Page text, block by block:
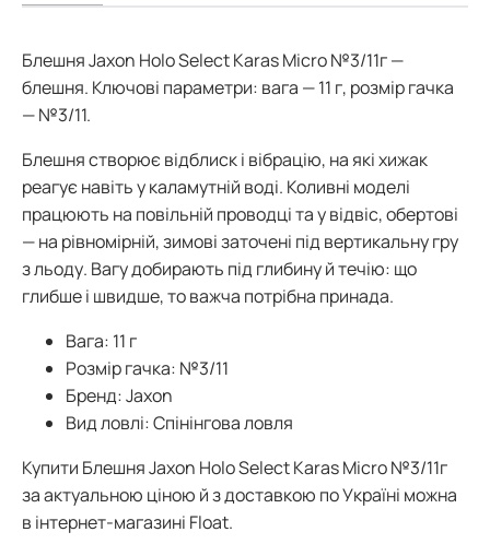
Блешня Jaxon Holo Select Karas Micro №3/11г —
блешня. Ключові параметри: вага — 11 г, розмір гачка
— №3/11.
Блешня створює відблиск і вібрацію, на які хижак
реагує навіть у каламутній воді. Коливні моделі
працюють на повільній проводці та у відвіс, обертові
— на рівномірній, зимові заточені під вертикальну гру
з льоду. Вагу добирають під глибину й течію: що
глибше і швидше, то важча потрібна принада.
Вага: 11 г
Розмір гачка: №3/11
Бренд: Jaxon
Вид ловлі: Спінінгова ловля
Купити Блешня Jaxon Holo Select Karas Micro №3/11г
за актуальною ціною й з доставкою по Україні можна
в інтернет-магазині Float.